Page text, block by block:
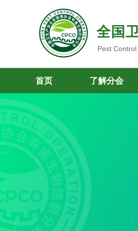
全国
Pest
首页 了解分会